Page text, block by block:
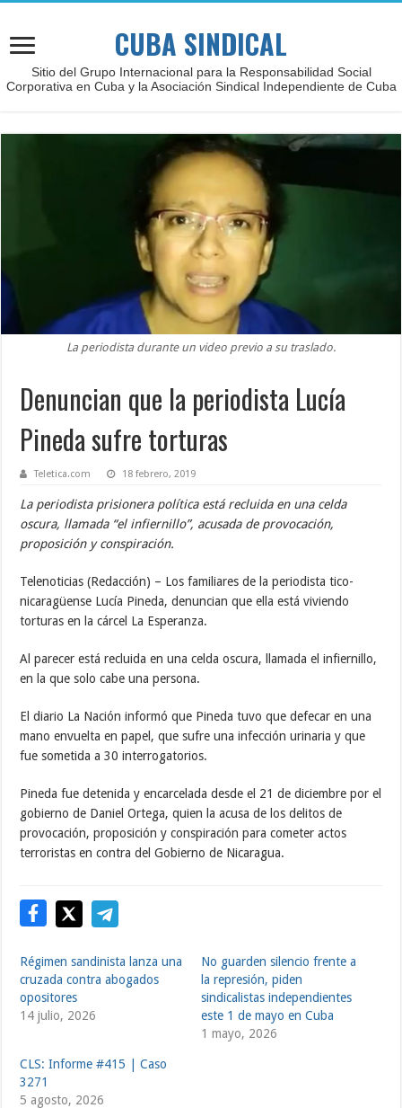
CUBA SINDICAL
Sitio del Grupo Internacional para la Responsabilidad Social
Corporativa en Cuba y la Asociación Sindical Independiente de Cuba
La periodista durante un video previo a su traslado.
Denuncian que la periodista Lucía
Pineda sufre torturas
Teletica.com 18 febrero, 2019
La periodista prisionera política está recluida en una celda
oscura, llamada “el infiernillo”, acusada de provocación,
proposición y conspiración.
Telenoticias (Redacción) – Los familiares de la periodista tico-
nicaragüense Lucía Pineda, denuncian que ella está viviendo
torturas en la cárcel La Esperanza.
Al parecer está recluida en una celda oscura, llamada el infiernillo,
en la que solo cabe una persona.
El diario La Nación informó que Pineda tuvo que defecar en una
mano envuelta en papel, que sufre una infección urinaria y que
fue sometida a 30 interrogatorios.
Pineda fue detenida y encarcelada desde el 21 de diciembre por el
gobierno de Daniel Ortega, quien la acusa de los delitos de
provocación, proposición y conspiración para cometer actos
terroristas en contra del Gobierno de Nicaragua.
Régimen sandinista lanza una
cruzada contra abogados
opositores
14 julio, 2026
No guarden silencio frente a
la represión, piden
sindicalistas independientes
este 1 de mayo en Cuba
1 mayo, 2026
CLS: Informe #415 | Caso
3271
5 agosto, 2026